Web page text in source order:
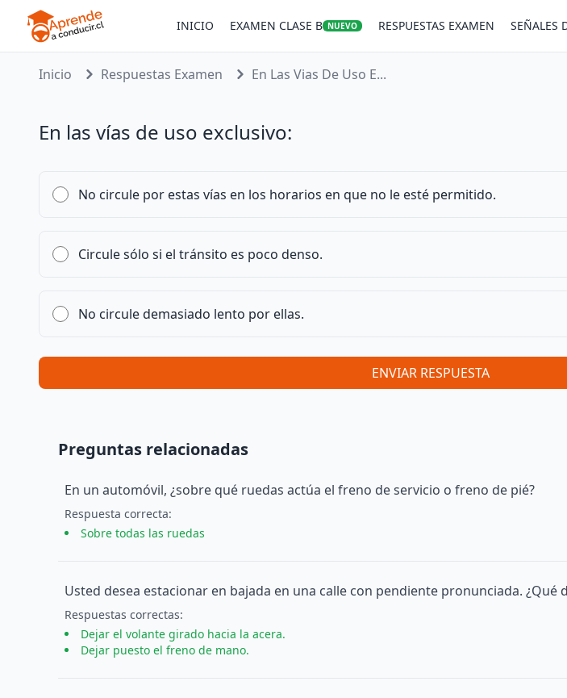
INICIO EXAMEN CLASE B NUEVO RESPUESTAS EXAMEN SEÑALES
Inicio Respuestas Examen En Las Vias De Uso E...
En las vías de uso exclusivo:
No circule por estas vías en los horarios en que no le esté permitido.
Circule sólo si el tránsito es poco denso.
No circule demasiado lento por ellas.
ENVIAR RESPUESTA
Preguntas relacionadas
En un automóvil, ¿sobre qué ruedas actúa el freno de servicio o freno de pié?
Respuesta correcta:
Sobre todas las ruedas
Usted desea estacionar en bajada en una calle con pendiente pronunciada.
Respuestas correctas:
Dejar el volante girado hacia la acera.
Dejar puesto el freno de mano.